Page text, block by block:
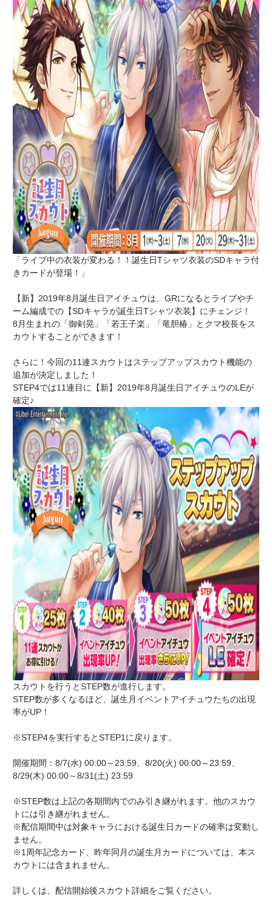
「ライブ中の衣装が変わる！！誕生日Tシャツ衣装のSDキャラ付
きカードが登場！」
【新】2019年8月誕生日アイチュウは、GRになるとライブやチ
ーム編成での【SDキャラが誕生日Tシャツ衣装】にチェンジ！
8月生まれの「御剣晃」「若王子楽」「竜胆椿」とクマ校長をス
カウトすることができます！
さらに！今回の11連スカウトはステップアップスカウト機能の
追加が決定しました！
STEP4では11連目に【新】2019年8月誕生日アイチュウのLEが
確定♪
スカウトを行うとSTEP数が進行します。
STEP数が多くなるほど、誕生月イベントアイチュウたちの出現
率がUP！
※STEP4を実行するとSTEP1に戻ります。
開催期間：8/7(水) 00:00～23:59、8/20(火) 00:00～23:59、
8/29(木) 00:00～8/31(土) 23:59
※STEP数は上記の各期間内でのみ引き継がれます。他のスカウ
トには引き継がれません。
※配信期間中は対象キャラにおける誕生日カードの確率は変動し
ません。
※1周年記念カード、昨年同月の誕生月カードについては、本ス
カウトには含まれません。
詳しくは、配信開始後スカウト詳細をご覧ください。